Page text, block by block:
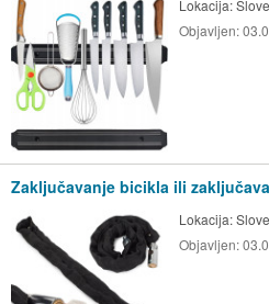
Lokacija:
Objavljen:
Zaključavanje bicikla ili
Lokacija:
Objavljen: